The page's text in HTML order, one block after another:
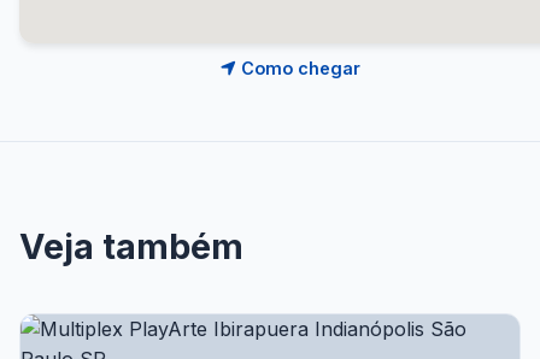
Como chegar
Veja também